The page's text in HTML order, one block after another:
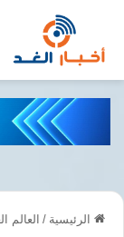
الرئيسية / العالم